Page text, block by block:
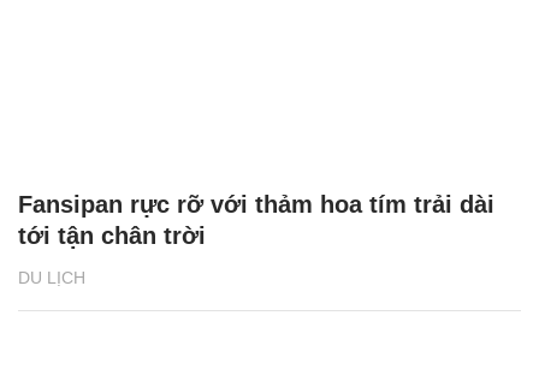
DU LỊCH
Fansipan rực rỡ với thảm hoa tím trải dài
tới tận chân trời